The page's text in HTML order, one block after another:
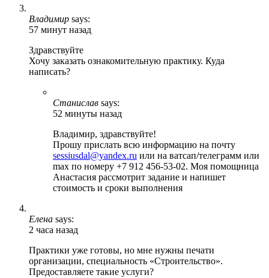
Владимир says:
57 минут назад
Здравствуйте
Хочу заказать ознакомительную практику. Куда
написать?
Станислав says:
52 минуты назад
Владимир, здравствуйте!
Прошу прислать всю информацию на почту
sessiusdal@yandex.ru или на ватсап/телеграмм или
max по номеру +7 912 456-53-02. Моя помощница
Анастасия рассмотрит задание и напишет
стоимость и сроки выполнения
Елена says:
2 часа назад
Практики уже готовы, но мне нужны печати
организации, специальность «Строительство».
Предоставляете такие услуги?